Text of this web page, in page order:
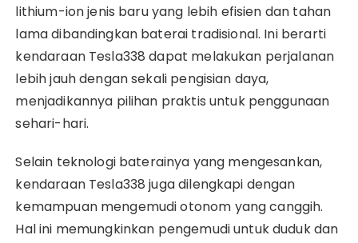
lithium-ion jenis baru yang lebih efisien dan tahan
lama dibandingkan baterai tradisional. Ini berarti
kendaraan Tesla338 dapat melakukan perjalanan
lebih jauh dengan sekali pengisian daya,
menjadikannya pilihan praktis untuk penggunaan
sehari-hari.
Selain teknologi baterainya yang mengesankan,
kendaraan Tesla338 juga dilengkapi dengan
kemampuan mengemudi otonom yang canggih.
Hal ini memungkinkan pengemudi untuk duduk dan